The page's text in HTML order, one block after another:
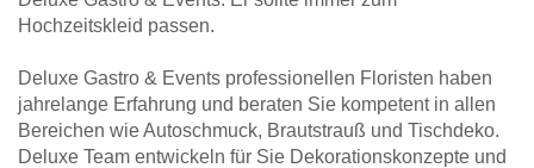
Hochzeitskleid passen.
Deluxe Gastro & Events professionellen Floristen haben
jahrelange Erfahrung und beraten Sie kompetent in allen
Bereichen wie Autoschmuck, Brautstrauß und Tischdeko.
Deluxe Team entwickeln für Sie Dekorationskonzepte und